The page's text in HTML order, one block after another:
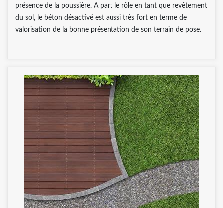
présence de la poussière. A part le rôle en tant que revêtement
du sol, le béton désactivé est aussi très fort en terme de
valorisation de la bonne présentation de son terrain de pose.